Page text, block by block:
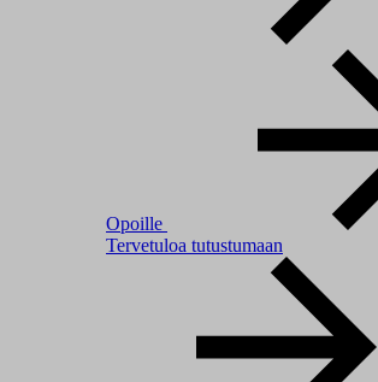
Opoille
Tervetuloa tutustumaan